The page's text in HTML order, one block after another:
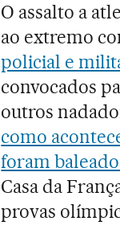
O assalto a
ao extremo
policial e
convocados
outros
como
foram
Casa da
provas